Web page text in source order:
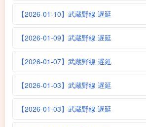
【2026-01-10】武蔵野線 遅延
【2026-01-09】武蔵野線 遅延
【2026-01-07】武蔵野線 遅延
【2026-01-03】武蔵野線 遅延
【2026-01-03】武蔵野線 遅延